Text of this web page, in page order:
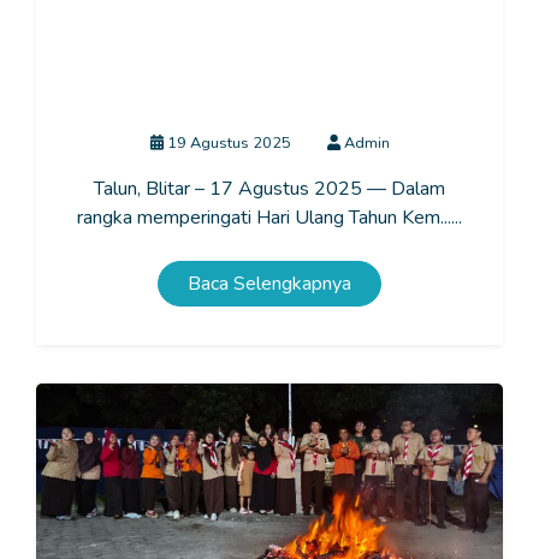
19 Agustus 2025 Admin
Talun, Blitar – 17 Agustus 2025 — Dalam
rangka memperingati Hari Ulang Tahun Kem......
Baca Selengkapnya